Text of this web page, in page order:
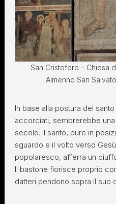
San Cristoforo – Chiesa
Almenno San
In base alla postura del
accorciati, sembrerebbe
secolo. Il santo, pure in
sguardo e il volto verso
popolaresco, afferra un
Il bastone fiorisce proprio
datteri pendono sopra il suo